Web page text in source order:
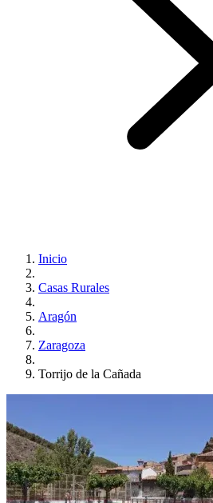
Inicio
Casas Rurales
Aragón
Zaragoza
Torrijo de la Cañada